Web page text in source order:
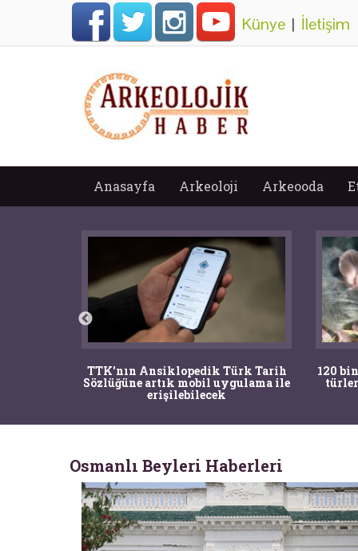
Künye | İletişim
Anasayfa Arkeoloji Arkeooda
TTK'nın Ansiklopedik Türk Tarih
Sözlüğüne artık mobil uygulama ile
erişilebilecek
120
Osmanlı Beyleri Haberleri